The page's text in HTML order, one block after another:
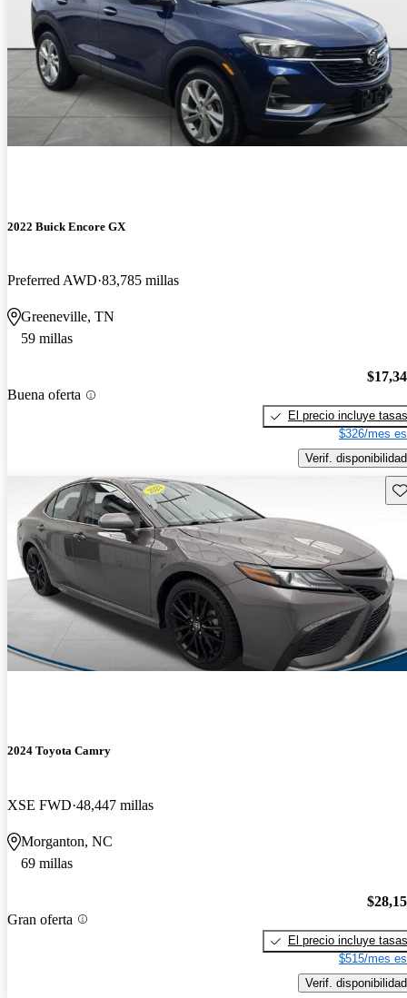
2022 Buick Encore GX
Preferred AWD 83,785 millas
Greeneville, TN
59 millas
Buena oferta
El precio incluye tasas
$326/mes
Verif. disponibilidad
2024 Toyota Camry
XSE FWD 48,447 millas
Morganton, NC
69 millas
Gran oferta
El precio incluye tasas
$515/mes
Verif. disponibilidad